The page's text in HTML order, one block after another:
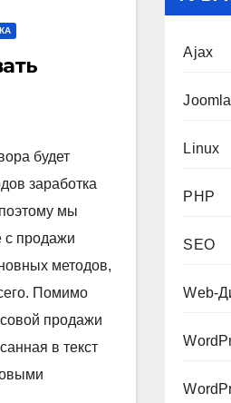
будет
заработка
мы
с продажи
методов,
Помимо
продажи
в текст
Ajax
Joomla
Linux
PHP
SEO
Web-